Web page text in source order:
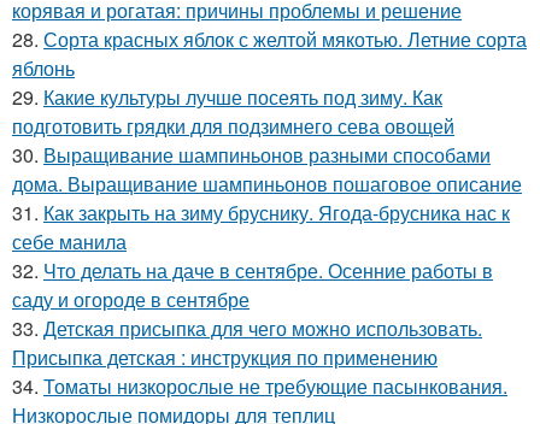
корявая и рогатая: причины проблемы и решение
28. Сорта красных яблок с желтой мякотью. Летние сорта
яблонь
29. Какие культуры лучше посеять под зиму. Как
подготовить грядки для подзимнего сева овощей
30. Выращивание шампиньонов разными способами
дома. Выращивание шампиньонов пошаговое описание
31. Как закрыть на зиму бруснику. Ягода-брусника нас к
себе манила
32. Что делать на даче в сентябре. Осенние работы в
саду и огороде в сентябре
33. Детская присыпка для чего можно использовать.
Присыпка детская : инструкция по применению
34. Томаты низкорослые не требующие пасынкования.
Низкорослые помидоры для теплиц